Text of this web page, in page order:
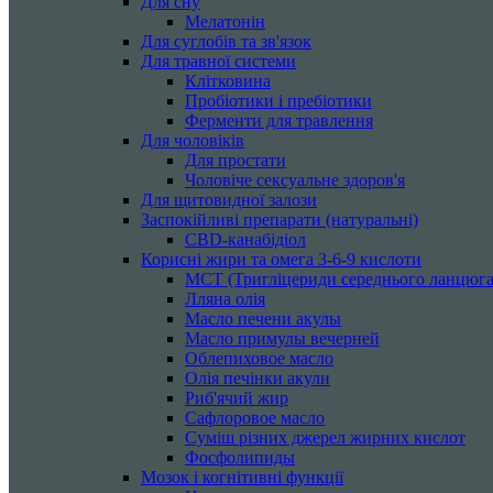
Мелатонін
Для суглобів та зв'язок
Для травної системи
Клітковина
Пробіотики і пребіотики
Ферменти для травлення
Для чоловіків
Для простати
Чоловіче сексуальне здоров'я
Для щитовидної залози
Заспокійливі препарати (натуральні)
CBD-канабідіол
Корисні жири та омега 3-6-9 кислоти
MCT (Тригліцериди середнього
Лляна олія
Масло печени акулы
Масло примулы вечерней
Облепиховое масло
Олія печінки акули
Риб'ячий жир
Сафлоровое масло
Суміш різних джерел жирних кислот
Фосфолипиды
Мозок і когнітивні функції